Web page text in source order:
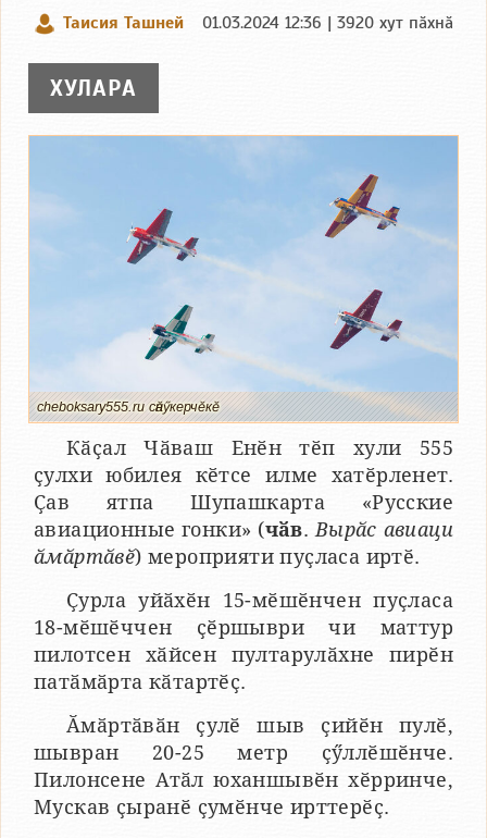
Таисия Ташней 01.03.2024 12:36 | 3920 хут пӑхнӑ
ХУЛАРА
cheboksary555.ru сӑнӳкерчӗкӗ
Кӑҫал Чӑваш Енӗн тӗп хули 555
ҫулхи юбилея кӗтсе илме хатӗрленет.
Ҫав ятпа Шупашкарта «Русские
авиационные гонки» (чӑв.Вырӑс авиаци
ӑмӑртӑвӗ) мероприяти пуҫласа иртӗ.
Ҫурла уйӑхӗн 15-мӗшӗнчен пуҫласа
18-мӗшӗччен ҫӗршыври чи маттур
пилотсен хӑйсен пултарулӑхне пирӗн
патӑмӑрта кӑтартӗҫ.
Ӑмӑртӑвӑн ҫулӗ шыв ҫийӗн пулӗ,
шывран 20-25 метр ҫӳллӗшӗнче.
Пилонсене Атӑл юханшывӗн хӗрринче,
Мускав ҫыранӗ ҫумӗнче ирттерӗҫ.